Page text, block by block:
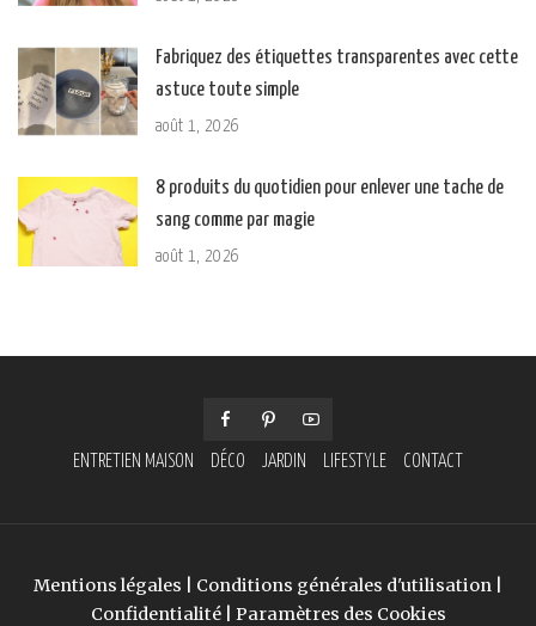
Fabriquez des étiquettes transparentes avec cette
astuce toute simple
août 1, 2026
8 produits du quotidien pour enlever une tache de
sang comme par magie
août 1, 2026
ENTRETIEN MAISON DÉCO JARDIN LIFESTYLE CONTACT
Mentions légales Conditions générales d'utilisation
Confidentialité| Paramètres des Cookies